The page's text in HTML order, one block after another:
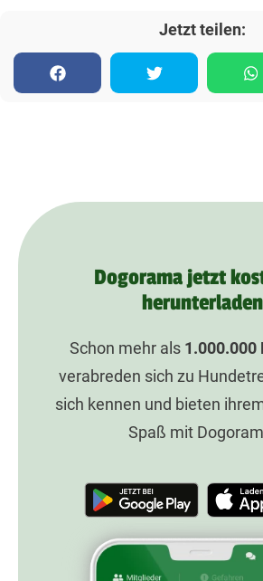
Jetzt teilen:
Dogorama jetzt
herunterladen
Schon mehr als 1.000.000
verabreden sich zu
sich kennen und bieten
Spaß mit